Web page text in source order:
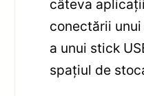
câteva
conectării
a unui stick
spațiul de